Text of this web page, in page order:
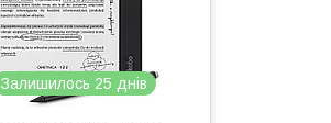
Залишилось 25 днів